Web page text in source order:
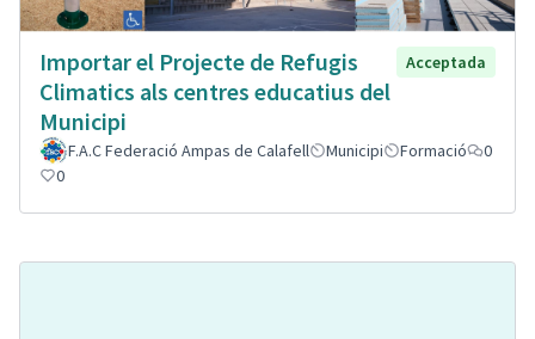
Importar el Projecte de Refugis
Climatics als centres educatius del
Municipi
Acceptada
F.A.C Federació Ampas de Calafell Municipi Formació
0
0